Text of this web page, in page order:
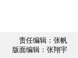
责任编辑：张帆
版面编辑：张翔宇